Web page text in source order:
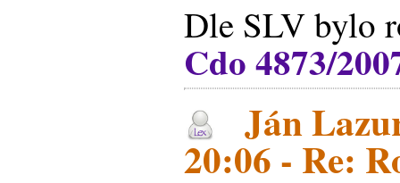
Dle SLV bylo
Cdo 4873/
Ján
20:06 - Re: